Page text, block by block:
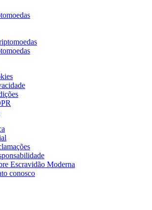
Escravidão Moderna
conosco